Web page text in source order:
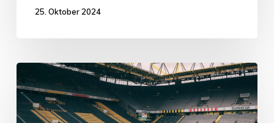
25. Oktober 2024